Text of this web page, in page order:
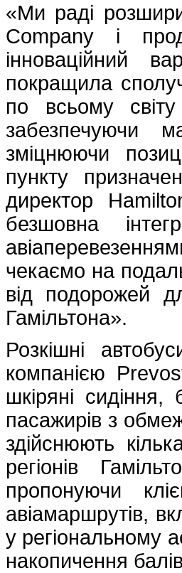
«Ми раді
Company і
інноваційний
покращила
по всьому
забезпечуючи
зміцнюючи
пункту
директор
безшовна
чекаємо на
від подорожей
Гамільтона».
Розкішні
компанією
шкіряні
пасажирів з
здійснюють
регіонів
пропонуючи
авіамаршрутів,
у регіональному
накопичення